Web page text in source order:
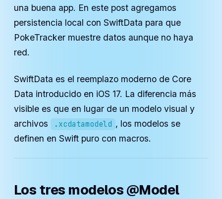
una buena app. En este post agregamos
persistencia local con SwiftData para que
PokeTracker muestre datos aunque no haya
red.
SwiftData es el reemplazo moderno de Core
Data introducido en iOS 17. La diferencia más
visible es que en lugar de un modelo visual y
archivos
.xcdatamodeld , los modelos se
definen en Swift puro con macros.
Los tres modelos @Model